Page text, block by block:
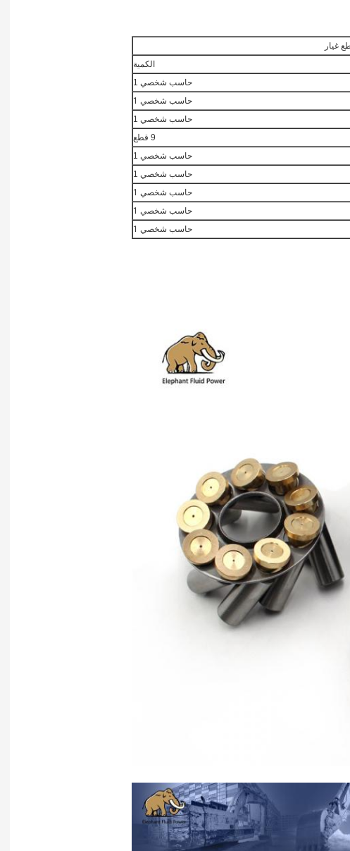
الكمية
حاسب شخصي 1
حاسب شخصي 1
حاسب شخصي 1
9 قطع
حاسب شخصي 1
حاسب شخصي 1
حاسب شخصي 1
حاسب شخصي 1
حاسب شخصي 1